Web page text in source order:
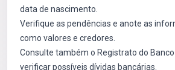
data de nascimento.
Verifique as pendências e anote as
como valores e credores.
Consulte também o Registrato do
verificar possíveis dívidas bancárias.